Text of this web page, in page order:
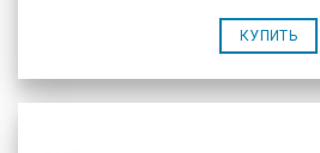
КУПИТЬ